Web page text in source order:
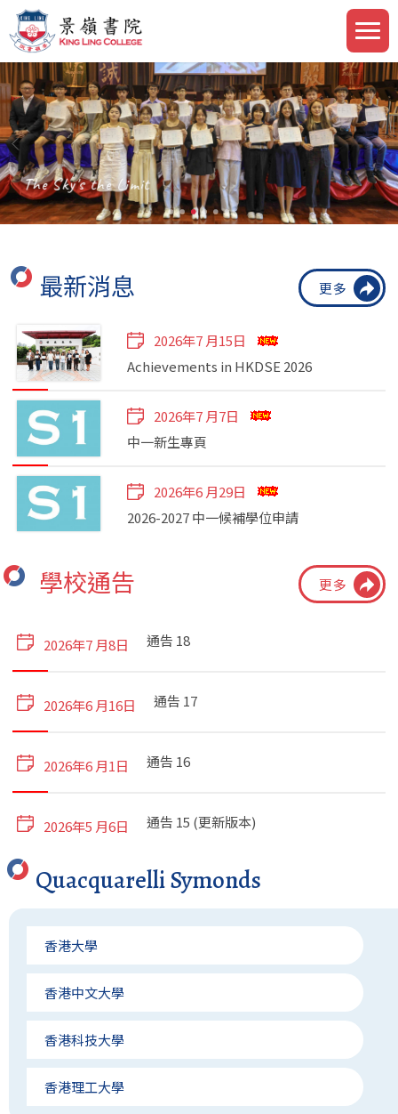
The Sky's the Limit
最新消息
2026年7 月15日
Achievements in HKDSE 2026
2026年7 月7日
中一新生專頁
2026年6 月29日
2026-2027 中一候補學位申請
Tuesday Morning News Session
2024年11 月8日
30周年校慶活動
更多
學校通告
2026年7 月8日 通告 18
2026年6 月16日 通告 17
2026年6 月1日 通告 16
2026年5 月6日 通告 15 (更新版本)
2026年4 月22日 通告 14
2026年4 月9日
2026年3 月19日
2026年3 月2日 通告 11
更多
Quacquarelli Symonds
香港大學
香港中文大學
香港科技大學
香港理工大學